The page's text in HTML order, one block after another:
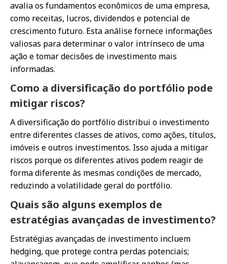
avalia os fundamentos econômicos de uma empresa,
como receitas, lucros, dividendos e potencial de
crescimento futuro. Esta análise fornece informações
valiosas para determinar o valor intrínseco de uma
ação e tomar decisões de investimento mais
informadas.
Como a diversificação do portfólio pode
mitigar riscos?
A diversificação do portfólio distribui o investimento
entre diferentes classes de ativos, como ações, títulos,
imóveis e outros investimentos. Isso ajuda a mitigar
riscos porque os diferentes ativos podem reagir de
forma diferente às mesmas condições de mercado,
reduzindo a volatilidade geral do portfólio.
Quais são alguns exemplos de
estratégias avançadas de investimento?
Estratégias avançadas de investimento incluem
hedging, que protege contra perdas potenciais;